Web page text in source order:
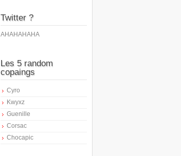
Twitter ?
AHAHAHAHA
Les 5 random
copaings
Cyro
Kwyxz
Guenille
Corsac
Chocapic